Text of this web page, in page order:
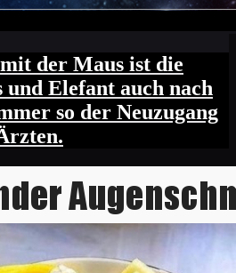
der Maus ist die
und Elefant auch nach
so der Neuzugang